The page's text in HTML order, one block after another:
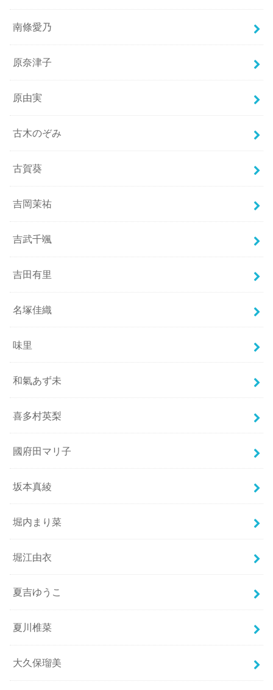
南條愛乃
原奈津子
原由実
古木のぞみ
古賀葵
吉岡茉祐
吉武千颯
吉田有里
名塚佳織
味里
和氣あず未
喜多村英梨
國府田マリ子
坂本真綾
堀内まり菜
堀江由衣
夏吉ゆうこ
夏川椎菜
大久保瑠美